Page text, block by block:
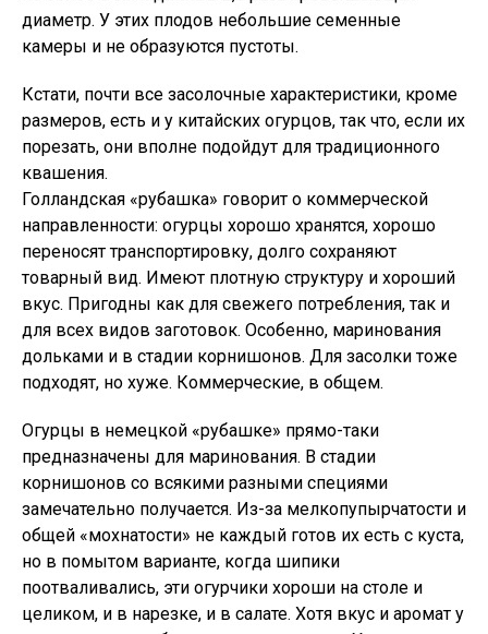
диаметр. У этих плодов небольшие семенные
камеры и не образуются пустоты.
Кстати, почти все засолочные характеристики, кроме
размеров, есть и у китайских огурцов, так что, если их
порезать, они вполне подойдут для традиционного
квашения.
Голландская «рубашка» говорит о коммерческой
направленности: огурцы хорошо хранятся, хорошо
переносят транспортировку, долго сохраняют
товарный вид. Имеют плотную структуру и хороший
вкус. Пригодны как для свежего потребления, так и
для всех видов заготовок. Особенно, маринования
дольками и в стадии корнишонов. Для засолки тоже
подходят, но хуже. Коммерческие, в общем.
Огурцы в немецкой «рубашке» прямо-таки
предназначены для маринования. В стадии
корнишонов со всякими разными специями
замечательно получается. Из-за мелкопупырчатости и
общей «мохнатости» не каждый готов их есть с куста,
но в помытом варианте, когда шипики
поотваливались, эти огурчики хороши на столе и
целиком, и в нарезке, и в салате. Хотя вкус и аромат у